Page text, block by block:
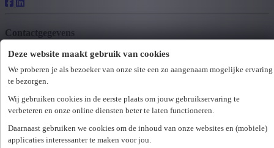
Deze website maakt gebruik van cookies
We proberen je als bezoeker van onze site een zo aangenaam mogelijke ervaring
te bezorgen.
Wij gebruiken cookies in de eerste plaats om jouw gebruikservaring te
verbeteren en onze online diensten beter te laten functioneren.
Daarnaast gebruiken we cookies om de inhoud van onze websites en (mobiele)
applicaties interessanter te maken voor jou.
Contactgegevens
+32 (0)65 40 20 22
mons@unique.be
di
08:30 - 12:30 & 13:30 - 17:30
wo 08:30 - 12:30 & 13:30 - 17:30